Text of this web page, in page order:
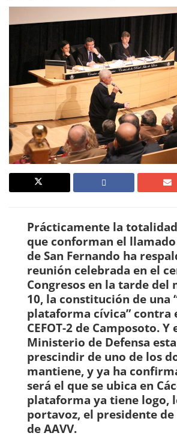
Prácticamente la
que conforman el
de San Fernando ha
reunión celebrada en el
Congresos en la tarde del
10, la constitución de una
plataforma cívica” contra
CEFOT-2 de Camposoto. Y
Ministerio de Defensa
prescindir de uno de los
mantiene, y ya ha
será el que se ubica en
plataforma ya tiene logo,
portavoz, el presidente de
de AAVV.